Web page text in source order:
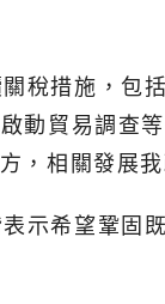
稅措施，包
動貿易調查
，相關發展我
示希望鞏固